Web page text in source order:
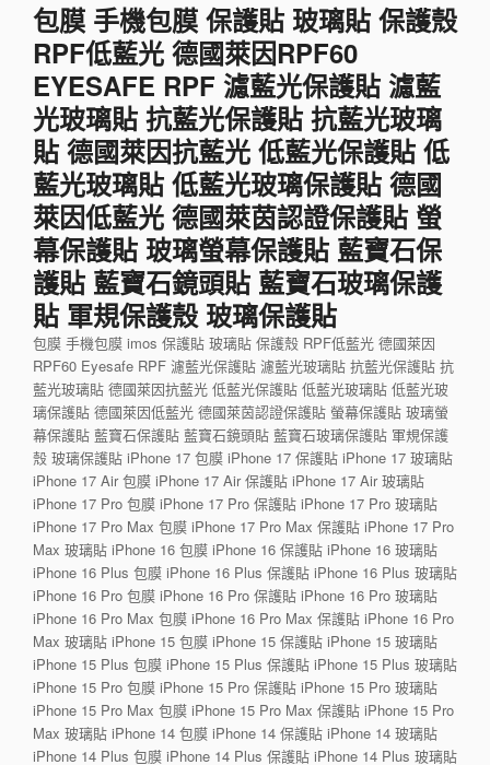
包膜 手機包膜 保護貼 玻璃貼 保護殼
RPF低藍光 德國萊因RPF60
EYESAFE RPF 濾藍光保護貼 濾藍
光玻璃貼 抗藍光保護貼 抗藍光玻璃
貼 德國萊因抗藍光 低藍光保護貼 低
藍光玻璃貼 低藍光玻璃保護貼 德國
萊因低藍光 德國萊茵認證保護貼 螢
幕保護貼 玻璃螢幕保護貼 藍寶石保
護貼 藍寶石鏡頭貼 藍寶石玻璃保護
貼 軍規保護殼 玻璃保護貼
包膜 手機包膜 imos 保護貼 玻璃貼 保護殼 RPF低藍光 德國萊因
RPF60 Eyesafe RPF 濾藍光保護貼 濾藍光玻璃貼 抗藍光保護貼 抗
藍光玻璃貼 德國萊因抗藍光 低藍光保護貼 低藍光玻璃貼 低藍光玻
璃保護貼 德國萊因低藍光 德國萊茵認證保護貼 螢幕保護貼 玻璃螢
幕保護貼 藍寶石保護貼 藍寶石鏡頭貼 藍寶石玻璃保護貼 軍規保護
殼 玻璃保護貼 iPhone 17 包膜 iPhone 17 保護貼 iPhone 17 玻璃貼
iPhone 17 Air 包膜 iPhone 17 Air 保護貼 iPhone 17 Air 玻璃貼
iPhone 17 Pro 包膜 iPhone 17 Pro 保護貼 iPhone 17 Pro 玻璃貼
iPhone 17 Pro Max 包膜 iPhone 17 Pro Max 保護貼 iPhone 17 Pro
Max 玻璃貼 iPhone 16 包膜 iPhone 16 保護貼 iPhone 16 玻璃貼
iPhone 16 Plus 包膜 iPhone 16 Plus 保護貼 iPhone 16 Plus 玻璃貼
iPhone 16 Pro 包膜 iPhone 16 Pro 保護貼 iPhone 16 Pro 玻璃貼
iPhone 16 Pro Max 包膜 iPhone 16 Pro Max 保護貼 iPhone 16 Pro
Max 玻璃貼 iPhone 15 包膜 iPhone 15 保護貼 iPhone 15 玻璃貼
iPhone 15 Plus 包膜 iPhone 15 Plus 保護貼 iPhone 15 Plus 玻璃貼
iPhone 15 Pro 包膜 iPhone 15 Pro 保護貼 iPhone 15 Pro 玻璃貼
iPhone 15 Pro Max 包膜 iPhone 15 Pro Max 保護貼 iPhone 15 Pro
Max 玻璃貼 iPhone 14 包膜 iPhone 14 保護貼 iPhone 14 玻璃貼
iPhone 14 Plus 包膜 iPhone 14 Plus 保護貼 iPhone 14 Plus 玻璃貼